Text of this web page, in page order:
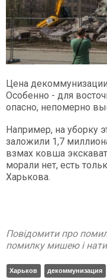
Цена
Особенно - для
опасно, непомерно
Например, на уборку
заложили 1,7
взмах ковша
морали нет, есть
Харькова.
Повідомити про
помилку мишею і
Харьков декоммунизация